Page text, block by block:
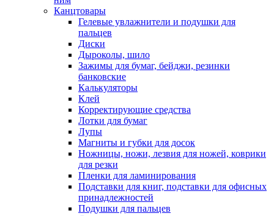
Канцтовары
Гелевые увлажнители и подушки для
пальцев
Диски
Дыроколы, шило
Зажимы для бумаг, бейджи, резинки
банковские
Калькуляторы
Клей
Корректирующие средства
Лотки для бумаг
Лупы
Магниты и губки для досок
Ножницы, ножи, лезвия для ножей, коврики
для резки
Пленки для ламинирования
Подставки для книг, подставки для офисных
принадлежностей
Подушки для пальцев